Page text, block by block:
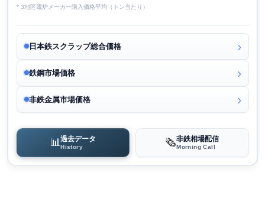
* 3地区電炉メーカー購入価格平均（トン当たり）
日本鉄スクラップ総合価格
鉄鋼市場価格
非鉄金属市場価格
📊過去データ
History 🗞️非鉄相場配信
Morning Call